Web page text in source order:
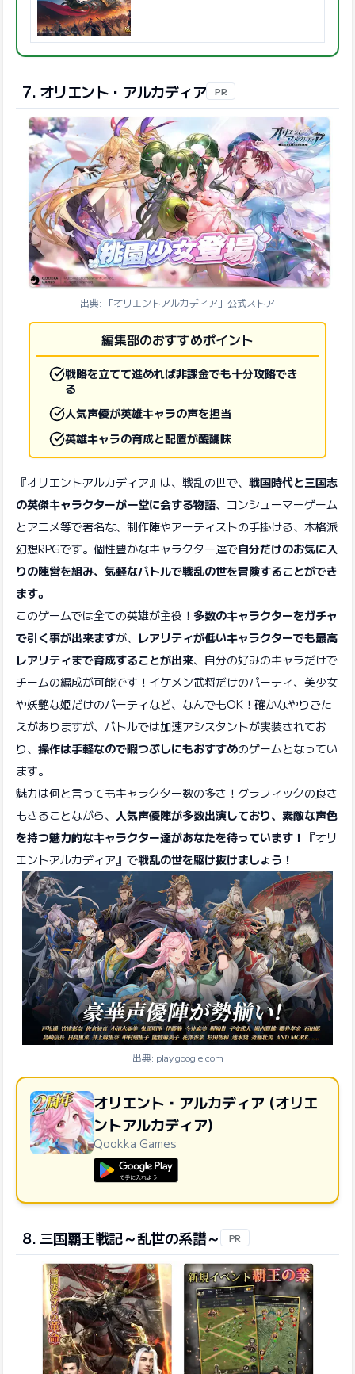
7. オリエント・アルカディア PR
出典: 「オリエント·アルカディア」公式ストア
編集部のおすすめポイント
戦略を立てて進めれば非課金でも十分攻略でき
る
人気声優が英雄キャラの声を担当
英雄キャラの育成と配置が醍醐味
『オリエント·アルカディア』は、戦乱の世で、 戦国時代と三国志
の英傑キャラクターが一堂に会する物語、コンシューマーゲーム
とアニメ等で著名な、制作陣やアーティストの手掛ける、本格派
幻想RPGです。個性豊かなキャラクター達で自分だけのお気に入
りの陣営を組み、気軽なバトルで戦乱の世を冒険することができ
ます。
このゲームでは全ての英雄が主役！ 多数のキャラクターをガチャ
で引く事が出来ますが、 レアリティが低いキャラクターでも最高
レアリティまで育成することが出来、自分の好みのキャラだけで
チームの編成が可能です！イケメン武将だけのパーティ、美少女
や妖艶な姫だけのパーティなど、なんでもOK！確かなやりごた
えがありますが、バトルでは加速アシスタントが実装されてお
り、 操作は手軽なので暇つぶしにもおすすめのゲームとなってい
ます。
魅力は何と言ってもキャラクター数の多さ！グラフィックの良さ
もさることながら、 人気声優陣が多数出演しており、素敵な声色
を持つ魅力的なキャラクター達があなたを待っています！ 『オリ
エント·アルカディア』で戦乱の世を駆け抜けましょう！
出典: play.google.com
オリエント・アルカディア (オリエ
ントアルカディア)
Qookka Games
8. 三国覇王戦記～乱世の系譜～ PR